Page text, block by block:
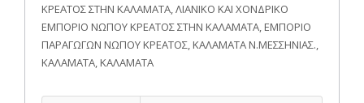
ΚΡΕΑΤΟΣ ΣΤΗΝ ΚΑΛΑΜΑΤΑ, ΛΙΑΝΙΚΟ ΚΑΙ ΧΟΝΔΡΙΚΟ
ΕΜΠΟΡΙΟ ΝΩΠΟΥ ΚΡΕΑΤΟΣ ΣΤΗΝ ΚΑΛΑΜΑΤΑ, ΕΜΠΟΡΙΟ
ΠΑΡΑΓΩΓΩΝ ΝΩΠΟΥ ΚΡΕΑΤΟΣ, ΚΑΛΑΜΑΤΑ Ν.ΜΕΣΣΗΝΙΑΣ.,
ΚΑΛΑΜΑΤΑ, ΚΑΛΑΜΑΤΑ